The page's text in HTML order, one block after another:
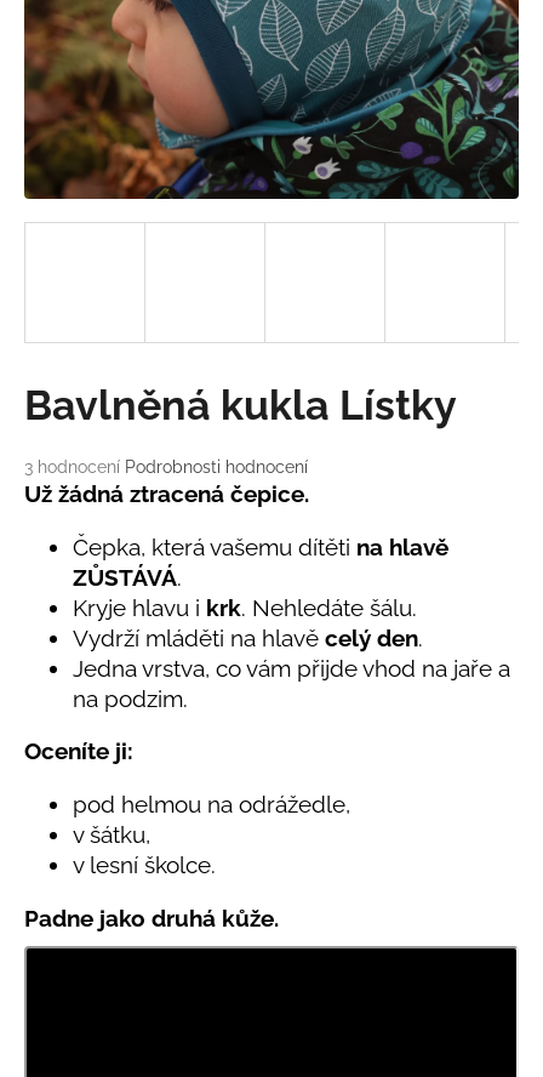
Průměrné
hodnocení
hvězdiček.
3 hodnocení Podrobnosti hodnocení
Bavlněná kukla Lístky
Už žádná ztracená čepice.
Čepka, která vašemu dítěti na hlavě
ZŮSTÁVÁ.
Kryje hlavu i krk. Nehledáte šálu.
Vydrží mláděti na hlavě celý den.
Jedna vrstva, co vám přijde vhod na jaře a
na podzim.
Oceníte ji:
pod helmou na odrážedle,
v šátku,
v lesní školce.
Padne jako druhá kůže.
a
j
í
t
?
D
o
o
r
LETNÍ
SVĚTLE
MODRÁ
Kč